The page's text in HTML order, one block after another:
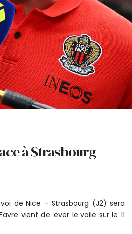
à Strasbourg
de Nice - Strasbourg (J2) sera
vient de lever le voile sur le 11